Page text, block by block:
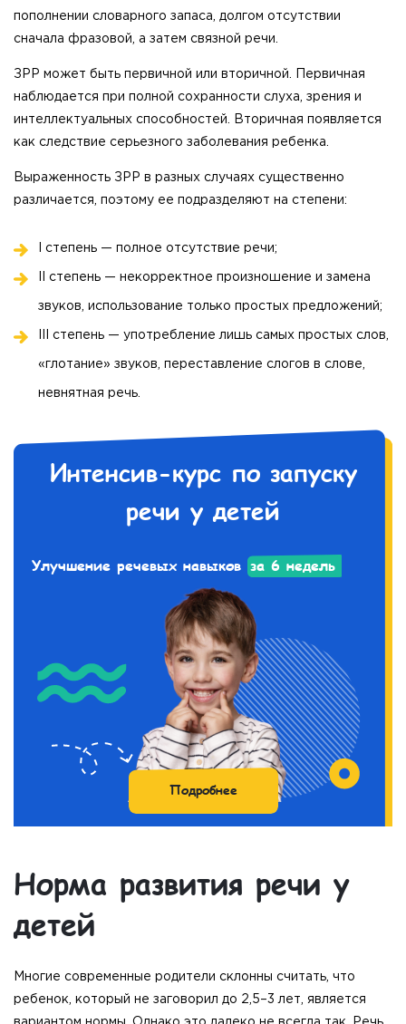
пополнении словарного запаса, долгом отсутствии
сначала фразовой, а затем связной речи.
ЗРР может быть первичной или вторичной. Первичная
наблюдается при полной сохранности слуха, зрения и
интеллектуальных способностей. Вторичная появляется
как следствие серьезного заболевания ребенка.
Выраженность ЗРР в разных случаях существенно
различается, поэтому ее подразделяют на степени:
I степень — полное отсутствие речи;
II степень — некорректное произношение и замена
звуков, использование только простых предложений;
III степень — употребление лишь самых простых слов,
«глотание» звуков, переставление слогов в слове,
невнятная речь.
Интенсив-курс по запуску
речи у детей
Улучшение речевых навыков за 6 недель
Подробнее
Норма развития речи у
детей
Многие современные родители склонны считать, что
ребенок, который не заговорил до 2,5–3 лет, является